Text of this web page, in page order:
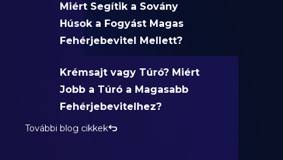
Miért Segítik a Sovány
Húsok a Fogyást Magas
Fehérjebevitel Mellett?
Krémsajt vagy Túró? Miért
Jobb a Túró a Magasabb
Fehérjebevitelhez?
További blog cikkek